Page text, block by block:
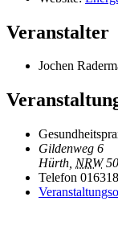
Veranstalter
Jochen
Gildenweg 6
Hürth NRW
Telefon